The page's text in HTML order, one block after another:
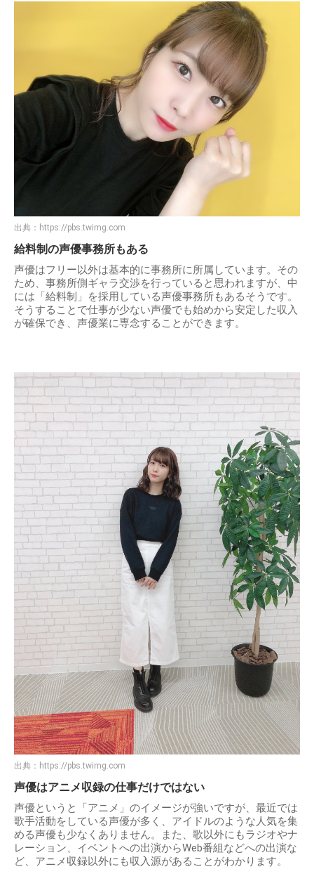
出典： https://pbs.twimg.com
給料制の声優事務所もある
声優はフリー以外は基本的に事務所に所属しています。その
ため、事務所側ギャラ交渉を行っていると思われますが、中
には「給料制」を採用している声優事務所もあるそうです。
そうすることで仕事が少ない声優でも始めから安定した収入
が確保でき、声優業に専念することができます。
出典： https://pbs.twimg.com
声優はアニメ収録の仕事だけではない
声優というと「アニメ」のイメージが強いですが、最近では
歌手活動をしている声優が多く、アイドルのような人気を集
める声優も少なくありません。また、歌以外にもラジオやナ
レーション、イベントへの出演からWeb番組などへの出演な
ど、アニメ収録以外にも収入源があることがわかります。